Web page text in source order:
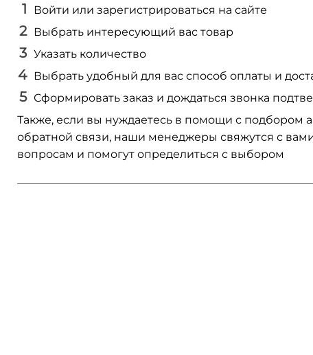
Войти или зарегистрироваться на сайте
Выбрать интересующий вас товар
Указать количество
Выбрать удобный для вас способ оплаты и
Сформировать заказ и дождаться звонка
Также, если вы нуждаетесь в помощи с подбором
обратной связи, наши менеджеры свяжутся с
вопросам и помогут определиться с выбором